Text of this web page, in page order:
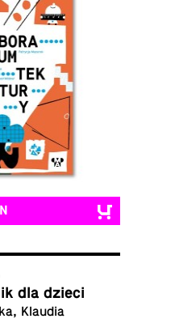
dla dzieci
Klaudia